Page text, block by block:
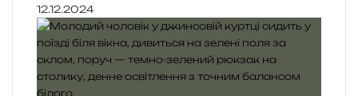
12.12.2024